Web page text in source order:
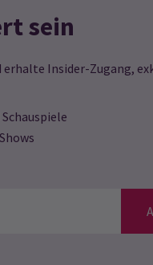
sein
Insider-Zugang,